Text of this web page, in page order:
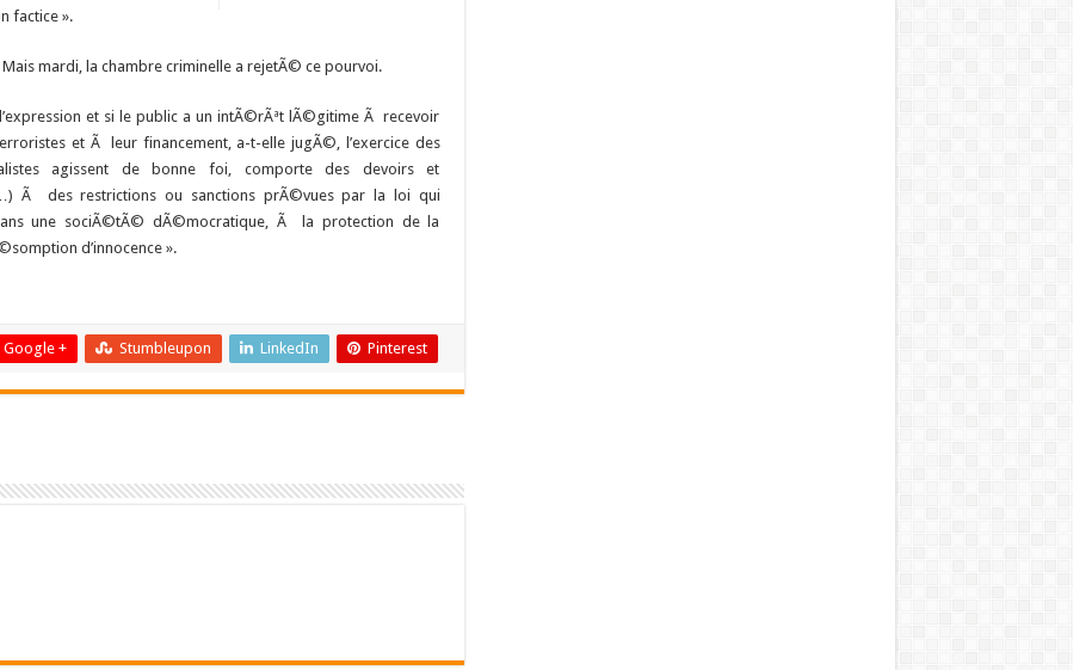
factice ».
mardi, la chambre criminelle a rejetÃ© ce pourvoi.
et si le public a un intÃ©rÃªt lÃ©gitime Ã recevoir
et Ã leur financement, a-t-elle jugÃ©, l’exercice des
agissent de bonne foi, comporte des devoirs et
Ã des restrictions ou sanctions prÃ©vues par la loi qui
une sociÃ©tÃ© dÃ©mocratique, Ã la protection de la
d’innocence ».
Google + Stumbleupon LinkedIn Pinterest